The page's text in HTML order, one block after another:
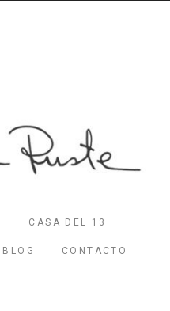
CASA DEL 13
BLOG CONTACTO